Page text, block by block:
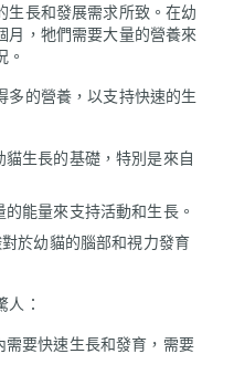
生長和發展需求所致。在幼
月，牠們需要大量的營養來
。
多的營養，以支持快速的生
貓生長的基礎，特別是來自
能量來支持活動和生長。
於幼貓的腦部和視力發育
：
需要快速生長和發育，需要